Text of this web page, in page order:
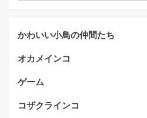
かわいい小鳥の仲間たち
オカメインコ
ゲーム
コザクラインコ